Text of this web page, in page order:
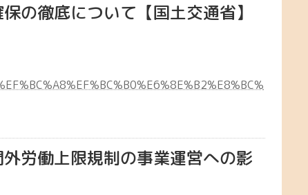
の徹底について【国土交通省】
労働上限規制の事業運営への影